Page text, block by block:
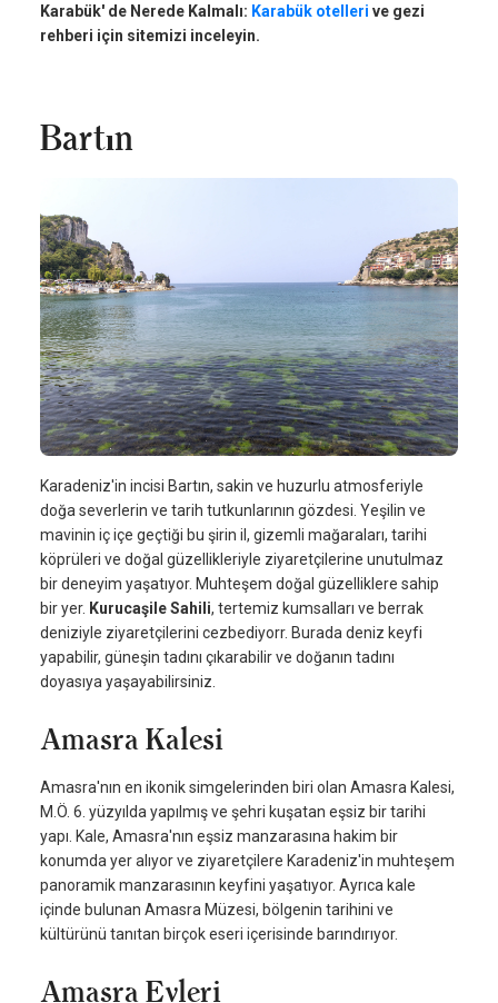
Karabük' de Nerede Kalmalı: Karabük otelleri ve gezi
rehberi için sitemizi inceleyin.
Bartın
Karadeniz'in incisi Bartın, sakin ve huzurlu atmosferiyle
doğa severlerin ve tarih tutkunlarının gözdesi. Yeşilin ve
mavinin iç içe geçtiği bu şirin il, gizemli mağaraları, tarihi
köprüleri ve doğal güzellikleriyle ziyaretçilerine unutulmaz
bir deneyim yaşatıyor. Muhteşem doğal güzelliklere sahip
bir yer. Kurucaşile Sahili, tertemiz kumsalları ve berrak
deniziyle ziyaretçilerini cezbediyorr. Burada deniz keyfi
yapabilir, güneşin tadını çıkarabilir ve doğanın tadını
doyasıya yaşayabilirsiniz.
Amasra Kalesi
Amasra'nın en ikonik simgelerinden biri olan Amasra Kalesi,
M.Ö. 6. yüzyılda yapılmış ve şehri kuşatan eşsiz bir tarihi
yapı. Kale, Amasra'nın eşsiz manzarasına hakim bir
konumda yer alıyor ve ziyaretçilere Karadeniz'in muhteşem
panoramik manzarasının keyfini yaşatıyor. Ayrıca kale
içinde bulunan Amasra Müzesi, bölgenin tarihini ve
kültürünü tanıtan birçok eseri içerisinde barındırıyor.
Amasra Evleri